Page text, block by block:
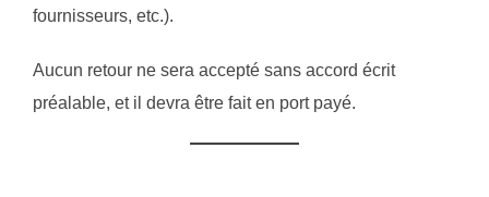
fournisseurs, etc.).
Aucun retour ne sera accepté sans accord écrit
préalable, et il devra être fait en port payé.